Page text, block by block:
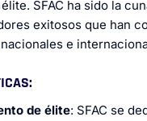
SFAC ha sido la
exitosos que han
e
:
de élite: SFAC se